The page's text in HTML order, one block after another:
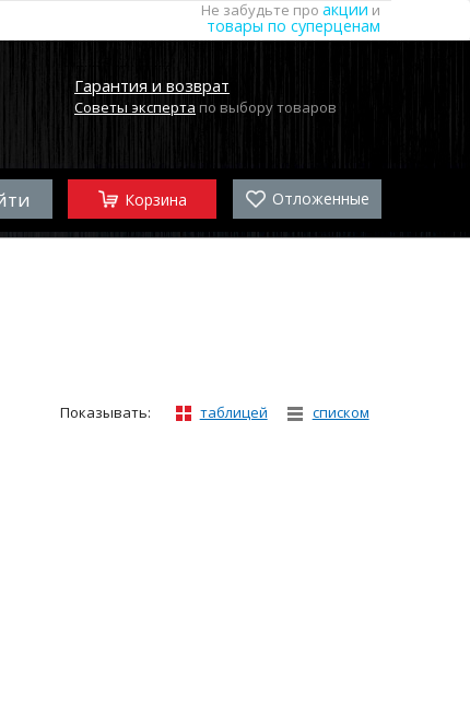
Не забудьте про акции и
товары по суперценам
Гарантия и возврат
Советы эксперта по выбору товаров
Корзина Отложенные
Показывать: таблицей списком